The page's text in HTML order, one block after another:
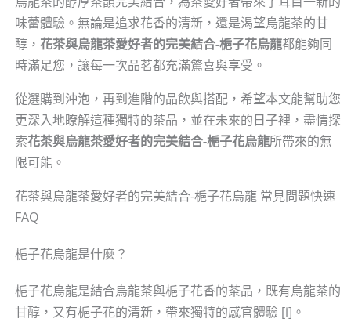
味蕾體驗。無論是追求花香的清新，還是渴望烏龍茶的甘
醇， 花茶與烏龍茶愛好者的完美結合-梔子花烏龍都能夠同
時滿足您，讓每一次品茗都充滿驚喜與享受。
從選購到沖泡，再到進階的品飲與搭配，希望本文能幫助您
更深入地瞭解這種獨特的茶品，並在未來的日子裡，盡情探
索花茶與烏龍茶愛好者的完美結合-梔子花烏龍所帶來的無
限可能。
花茶與烏龍茶愛好者的完美結合-梔子花烏龍 常見問題快速
FAQ
梔子花烏龍是什麼？
梔子花烏龍是結合烏龍茶與梔子花香的茶品，既有烏龍茶的
甘醇，又有梔子花的清新，帶來獨特的感官體驗 [i]。